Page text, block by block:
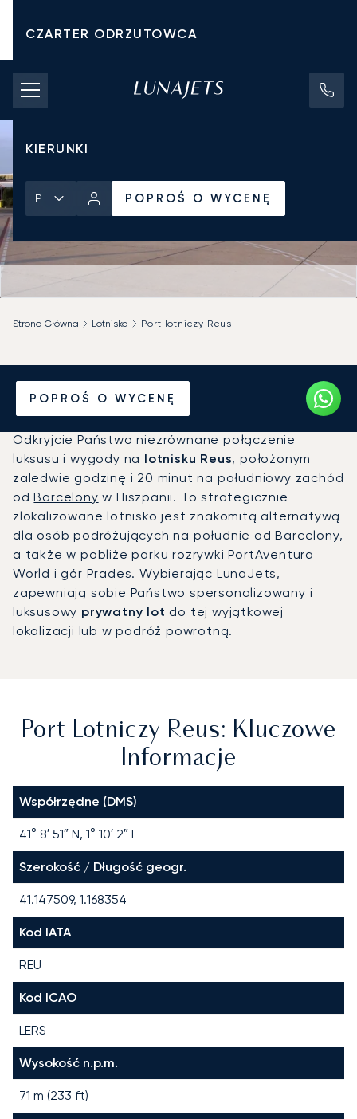
CZARTER ODRZUTOWCA
KOSZTY CZARTERU
PRYWATNE ODRZUTOWCE
KIERUNKI
PL POPROŚ O WYCENĘ
POPROŚ O WYCENĘ
Strona Główna Lotniska Port lotniczy Reus
Prywatny odrzutowiec na
Port lotniczy Reus (REU)
Odkryjcie Państwo niezrównane połączenie
luksusu i wygody na lotnisku Reus, położonym
zaledwie godzinę i 20 minut na południowy zachód
odBarcelony w Hiszpanii. To strategicznie
zlokalizowane lotnisko jest znakomitą alternatywą
dla osób podróżujących na południe od Barcelony,
a także w pobliże parku rozrywki PortAventura
World i gór Prades. Wybierając LunaJets,
zapewniają sobie Państwo spersonalizowany i
luksusowy prywatny lot do tej wyjątkowej
lokalizacji lub w podróż powrotną.
Port Lotniczy Reus: Kluczowe
Informacje
Współrzędne (DMS)
41° 8′ 51″ N, 1° 10′ 2″ E
Szerokość / Długość geogr.
41.147509, 1.168354
Kod IATA
REU
Kod ICAO
LERS
Wysokość n.p.m.
71 m (233 ft)